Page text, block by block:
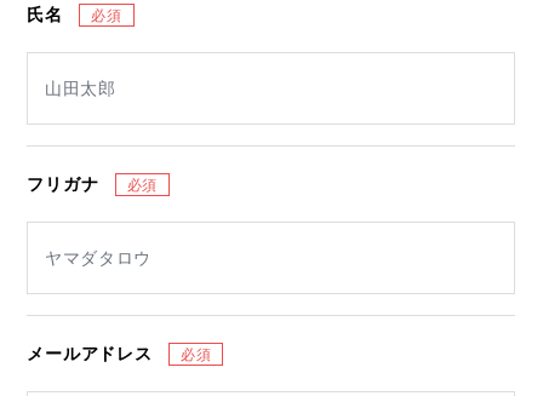
氏名
フリガナ
メールアドレス